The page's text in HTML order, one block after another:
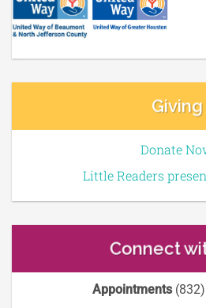
Giving
Donate
Little Readers
Connect
Appointments(832)